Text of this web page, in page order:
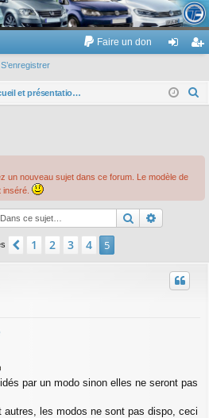
du Volkswagen Touran
Faire un don
ne nr
S’enregistrer
Accueil et présentations des membres de TP :)
un nouveau sujet dans ce forum. Le modèle de
Rechercher
Précédente
1 2 3 4 5
par un modo sinon elles ne seront pas
les modos ne sont pas dispo, ceci